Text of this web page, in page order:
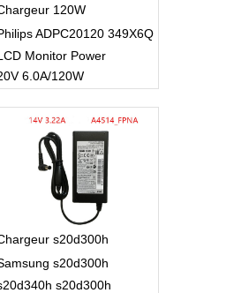
120W
ADPC20120 349X6Q
Monitor Power
6.0A/120W
s20d300h
s20d300h
s20d300h